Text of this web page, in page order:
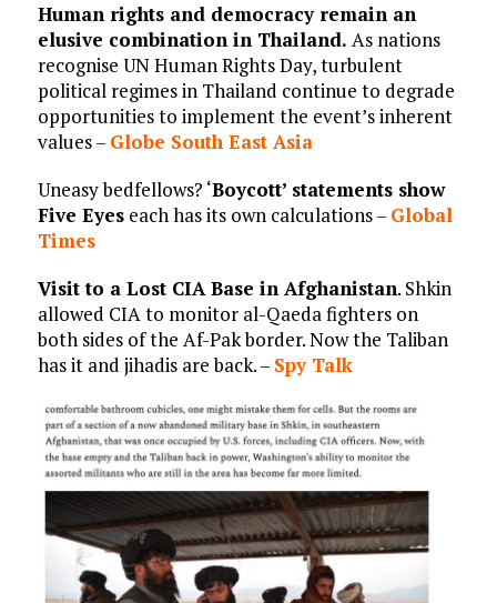
Human rights and democracy remain an
elusive combination in Thailand. As nations
recognise UN Human Rights Day, turbulent
political regimes in Thailand continue to degrade
opportunities to implement the event’s inherent
values – Globe South East Asia
Uneasy bedfellows? ‘Boycott’ statements show
Five Eyeseach has its own calculations – Global
Times
Visit to a Lost CIA Base in Afghanistan. Shkin
allowed CIA to monitor al-Qaeda fighters on
both sides of the Af-Pak border. Now the Taliban
has it and jihadis are back. – Spy Talk